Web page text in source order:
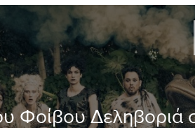
Φοίβου Δεληβοριά